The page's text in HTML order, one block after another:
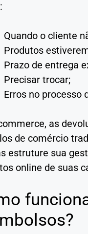
Quando o cliente
Produtos
Prazo de entrega
Precisar trocar;
Erros no processo
as
de comércio
estruture sua
online de suas